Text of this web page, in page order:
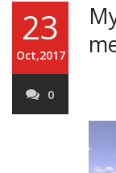
23
Oct,2017
0